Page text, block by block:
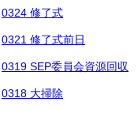
0324 修了式
0321 修了式前日
0319 SEP委員会資源回収
0318 大掃除